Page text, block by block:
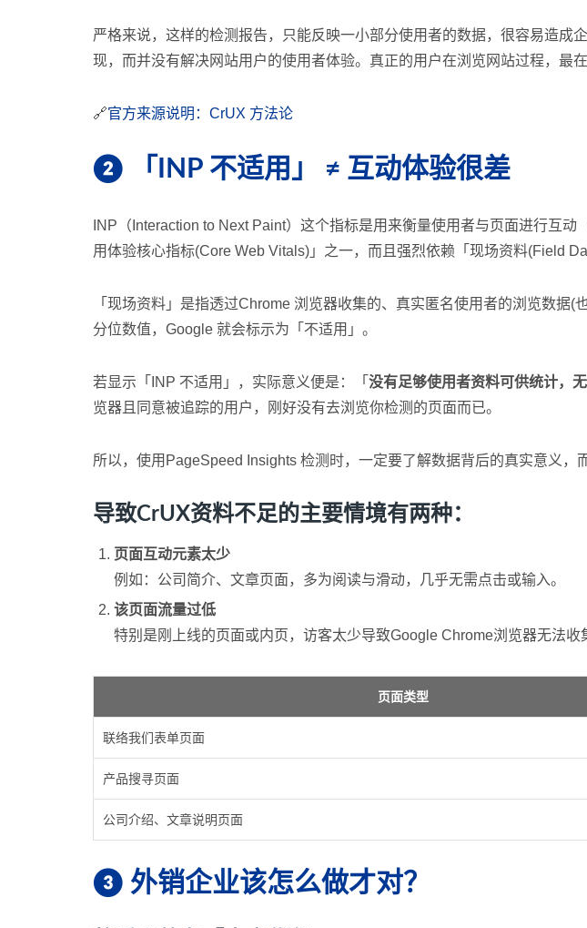
严格来说，这样的检测报告，只能反映一小部分使用者的数据，很容易造
现，而并没有解决网站用户的使用者体验。真正的用户在浏览网站过程，最
🔗官方来源说明：CrUX 方法论
❷ 「INP 不适用」 ≠ 互动体验很差
INP（Interaction to Next Paint）这个指标是用来衡量使用者与页面进行互
用体验核心指标(Core Web Vitals)」之一，而且强烈依赖「现场资料(Field
「现场资料」是指透过Chrome 浏览器收集的、真实匿名使用者的浏览数
分位数值，Google 就会标示为「不适用」。
若显示「INP 不适用」，实际意义便是：「 没有足够使用者资料可供统计，无
览器且同意被追踪的用户，刚好没有去浏览你检测的页面而已。
所以，使用PageSpeed Insights 检测时，一定要了解数据背后的真实意义，
导致CrUX资料不足的主要情境有两种：
页面互动元素太少
例如：公司简介、文章页面，多为阅读与滑动，几乎无需点击或输入。
该页面流量过低
特别是刚上线的页面或内页，访客太少导致Google Chrome浏览器无法收
页面类型
联络我们表单页面
产品搜寻页面
公司介绍、文章说明页面
❸ 外销企业该怎么做才对？